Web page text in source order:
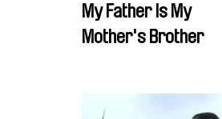
My Father Is My
Mother's Brother